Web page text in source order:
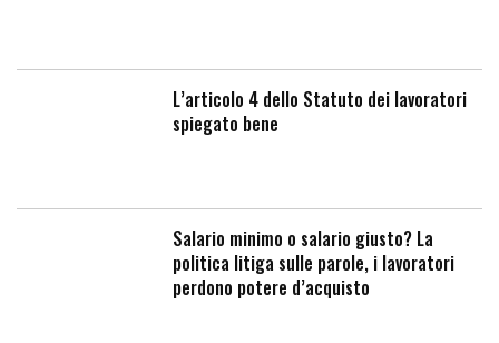
L’articolo 4 dello Statuto dei lavoratori
spiegato bene
Salario minimo o salario giusto? La
politica litiga sulle parole, i lavoratori
perdono potere d’acquisto